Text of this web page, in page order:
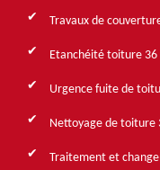
Travaux de
Etanchéité toiture 36
Urgence fuite de
Nettoyage de toiture
Traitement et